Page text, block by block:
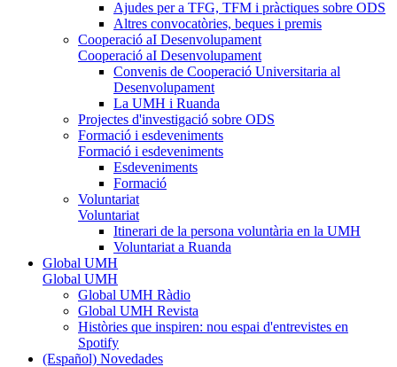
Ajudes per a TFG, TFM i pràctiques sobre ODS
Altres convocatòries, beques i premis
Cooperació aI Desenvolupament
Cooperació aI Desenvolupament
Convenis de Cooperació Universitaria al
Desenvolupament
La UMH i Ruanda
Projectes d'investigació sobre ODS
Formació i esdeveniments
Formació i esdeveniments
Esdeveniments
Formació
Voluntariat
Voluntariat
Itinerari de la persona voluntària en la UMH
Voluntariat a Ruanda
Global UMH
Global UMH
Global UMH Ràdio
Global UMH Revista
Històries que inspiren: nou espai d'entrevistes en
Spotify
(Español) Novedades